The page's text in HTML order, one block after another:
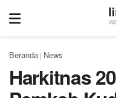
Beranda | News
Harkitnas